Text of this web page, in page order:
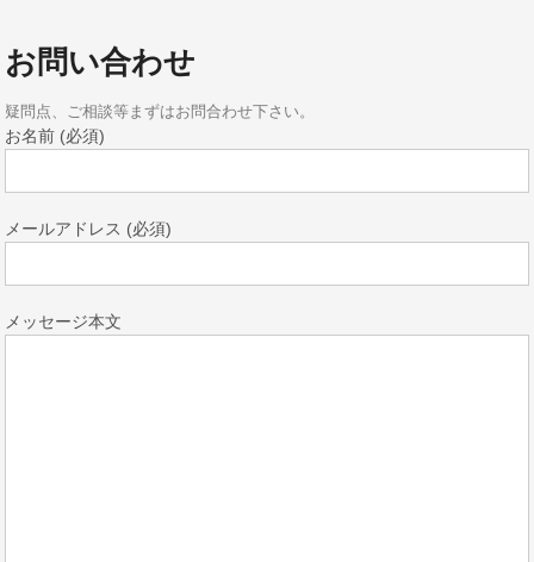
お問い合わせ
疑問点、ご相談等まずはお問合わせ下さい。
お名前 (必須)
メールアドレス (必須)
メッセージ本文